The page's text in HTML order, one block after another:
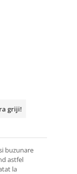
griji!
buzunare
astfel
la